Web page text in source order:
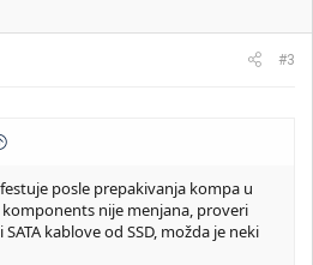
#3
posle prepakivanja kompa u
nije menjana, proveri
kablove od SSD, možda je neki